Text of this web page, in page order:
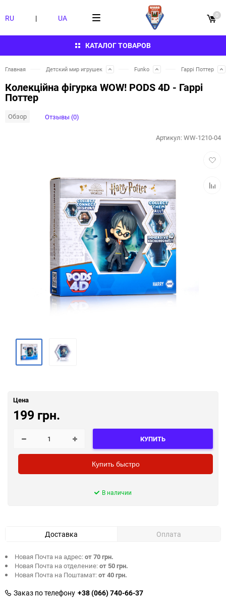
КАТАЛОГ ТОВАРОВ
RU | UA 0
Главная Детский мир игрушек Funko Гаррі Поттер
Колекційна фігурка WOW! PODS 4D - Гаррі
Поттер
Обзор Отзывы (0)
Артикул:WW-1210-04
Цена
199 грн.
КУПИТЬ
Купить быстро
В наличии
Доставка Оплата
Новая Почта на адрес:от 70 грн.
Новая Почта на отделение:от 50 грн.
Новая Почта на Поштамат:от 40 грн.
Заказ по телефону +38 (066) 740-66-37